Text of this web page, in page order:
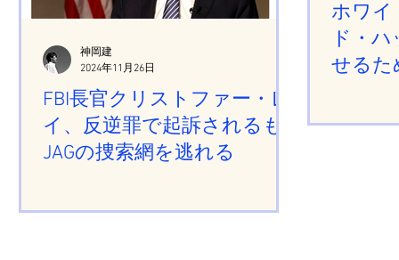
FBI長官クリストファー・レ
イ、反逆罪で起訴されるも
JAGの捜索網を逃れる
神岡建
2024年11月26日
ホワイ
ド・
せるた